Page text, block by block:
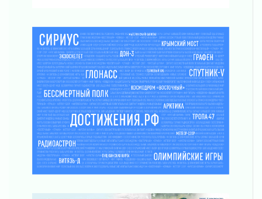
Новая площадка: 2027
03 августа 2026
Часть медиков в Ленобласти сможет
рассчитывать на доплату от региона
03 августа 2026
За сутки в Ленинградской области
ликвидировали 10 пожаров
03 августа 2026
Клюква наливается, но в корзинку пока не
просится
03 августа 2026
Строительные компании Ленобласти